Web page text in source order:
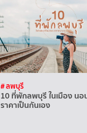
# ลพบุรี
10 ที่พักลพบุรี ในเมือง น
ราคาเป็นกันเอง